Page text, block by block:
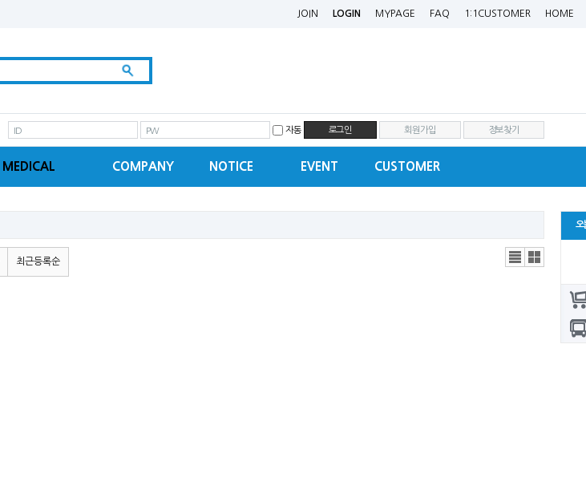
JOIN LOGIN MYPAGE FAQ 1:1CUSTOMER HOME
ID PW 자동 회원가입 정보찾기
MEDICAL COMPANY NOTICE EVENT CUSTOMER
오
최근등록순
리스
트뷰
갤러
리뷰